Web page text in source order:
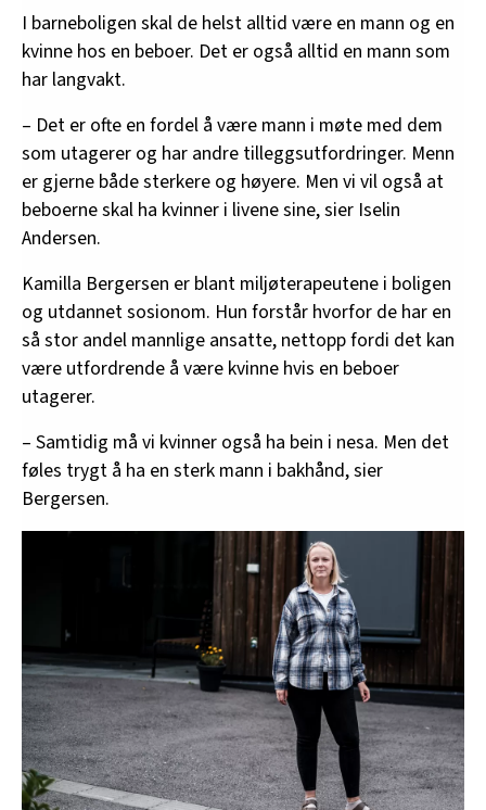
I barneboligen skal de helst alltid være en mann og en
kvinne hos en beboer. Det er også alltid en mann som
har langvakt.
– Det er ofte en fordel å være mann i møte med dem
som utagerer og har andre tilleggsutfordringer. Menn
er gjerne både sterkere og høyere. Men vi vil også at
beboerne skal ha kvinner i livene sine, sier Iselin
Andersen.
Kamilla Bergersen er blant miljøterapeutene i boligen
og utdannet sosionom. Hun forstår hvorfor de har en
så stor andel mannlige ansatte, nettopp fordi det kan
være utfordrende å være kvinne hvis en beboer
utagerer.
– Samtidig må vi kvinner også ha bein i nesa. Men det
føles trygt å ha en sterk mann i bakhånd, sier
Bergersen.